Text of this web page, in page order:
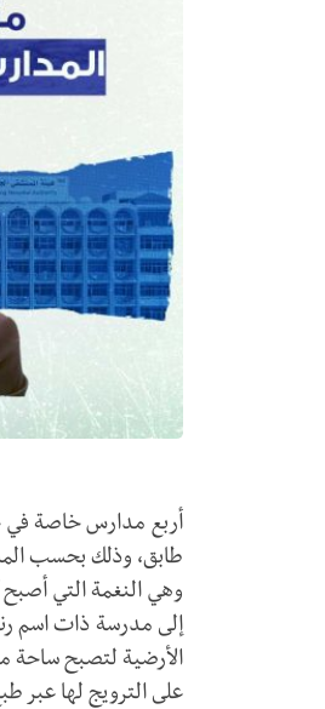
أربع مدارس خاصة في
طابق، وذلك بحسب
وهي النغمة التي
إلى مدرسة ذات اسم
الأرضية لتصبح ساحة
على الترويج لها عبر